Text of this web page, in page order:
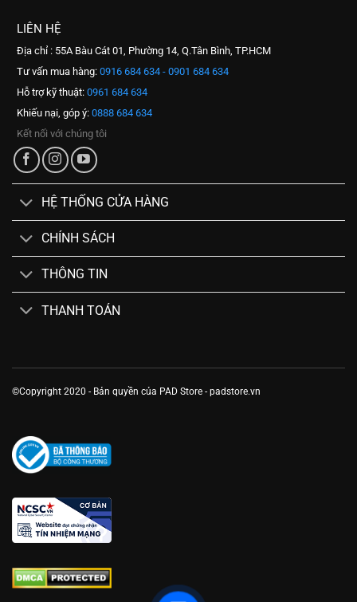
LIÊN HỆ
Địa chỉ : 55A Bàu Cát 01, Phường 14, Q.Tân Bình, TP.HCM
Tư vấn mua hàng: 0916 684 634 - 0901 684 634
Hỗ trợ kỹ thuật: 0961 684 634
Khiếu nại, góp ý: 0888 684 634
Kết nối với chúng tôi
HỆ THỐNG CỬA HÀNG
CHÍNH SÁCH
THÔNG TIN
THANH TOÁN
©Copyright 2020 - Bản quyền của PAD Store - padstore.vn